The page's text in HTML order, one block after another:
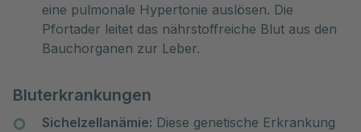
eine pulmonale Hypertonie auslösen. Die
Pfortader leitet das nährstoffreiche Blut aus den
Bauchorganen zur Leber.
Bluterkrankungen
Sichelzellanämie: Diese genetische Erkrankung